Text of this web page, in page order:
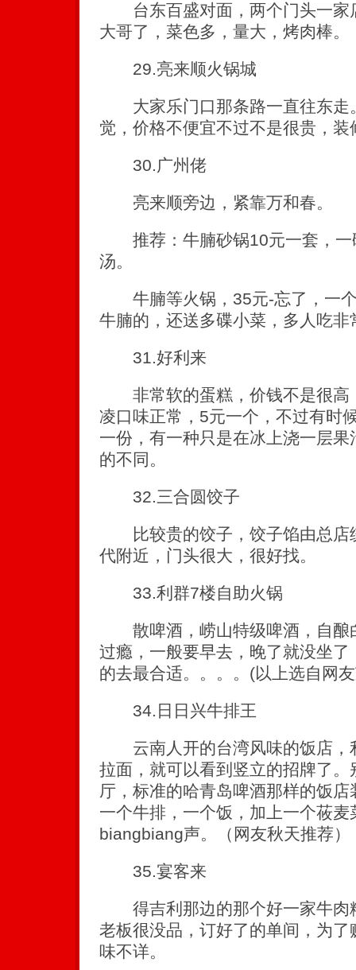
台东百盛对面，两个门头一家
大哥了，菜色多，量大，烤肉棒。
29.亮来顺火锅城
大家乐门口那条路一直往东走
觉，价格不便宜不过不是很贵，装
30.广州佬
亮来顺旁边，紧靠万和春。
推荐：牛腩砂锅10元一套，一
汤。
牛腩等火锅，35元-忘了，一个
牛腩的，还送多碟小菜，多人吃非
31.好利来
非常软的蛋糕，价钱不是很高
凌口味正常，5元一个，不过有时
一份，有一种只是在冰上浇一层
的不同。
32.三合圆饺子
比较贵的饺子，饺子馅由总店
代附近，门头很大，很好找。
33.利群7楼自助火锅
散啤酒，崂山特级啤酒，自酿
过瘾，一般要早去，晚了就没坐
的去最合适。。。。(以上选自网
34.日日兴牛排王
云南人开的台湾风味的饭店，
拉面，就可以看到竖立的招牌了
厅，标准的哈青岛啤酒那样的饭
一个牛排，一个饭，加上一个莜
biangbiang声。（网友秋天推荐）
35.宴客来
得吉利那边的那个好一家牛肉
老板很没品，订好了的单间，为
味不详。